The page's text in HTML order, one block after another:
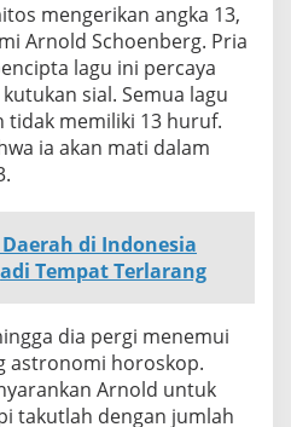
mengerikan angka 13,
Arnold Schoenberg. Pria
lagu ini percaya
sial. Semua lagu
tidak memiliki 13 huruf.
ia akan mati dalam
di Indonesia
Tempat Terlarang
dia pergi menemui
astronomi horoskop.
Arnold untuk
takutlah dengan jumlah